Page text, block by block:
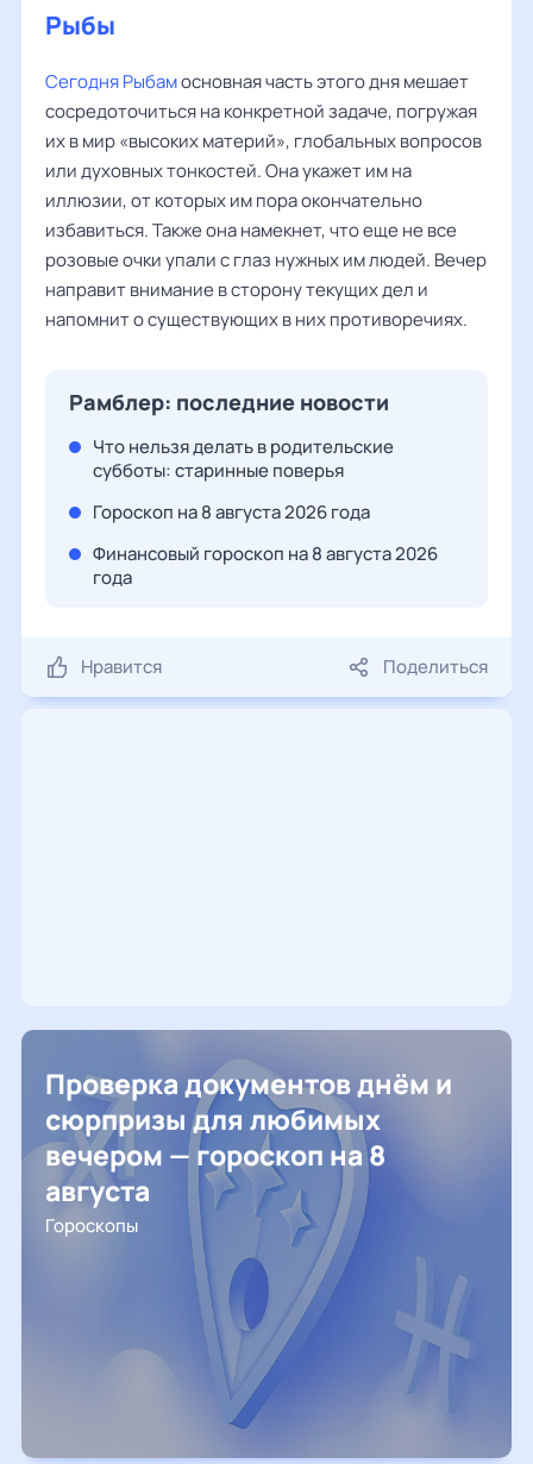
Рыбы
Сегодня Рыбамосновная часть этого дня мешает
сосредоточиться на конкретной задаче, погружая
их в мир «высоких материй», глобальных вопросов
или духовных тонкостей. Она укажет им на
иллюзии, от которых им пора окончательно
избавиться. Также она намекнет, что еще не все
розовые очки упали с глаз нужных им людей. Вечер
направит внимание в сторону текущих дел и
напомнит о существующих в них противоречиях.
Рамблер: последние новости
Что нельзя делать в родительские
субботы: старинные поверья
Гороскоп на 8 августа 2026 года
Финансовый гороскоп на 8 августа 2026
года
Нравится Поделиться
Проверка документов днём и
сюрпризы для любимых
вечером — гороскоп на 8
августа
Гороскопы